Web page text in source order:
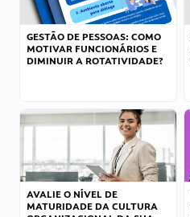
GESTÃO DE PESSOAS: COMO
MOTIVAR FUNCIONÁRIOS E
DIMINUIR A ROTATIVIDADE?
AVALIE O NÍVEL DE
MATURIDADE DA CULTURA